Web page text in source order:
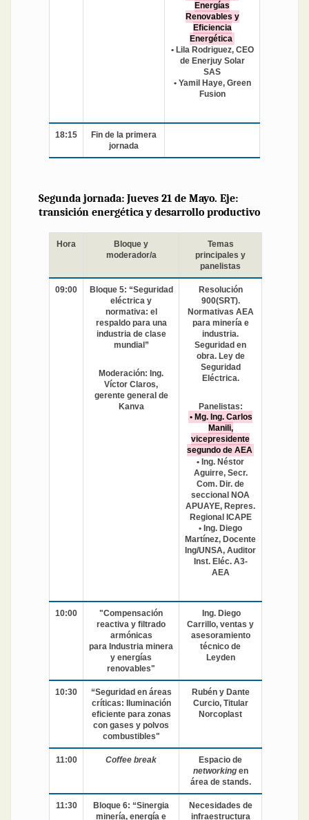
Energías
Renovables y
Eficiencia
Energética
• Lila Rodriguez, CEO
de Enerjuy Solar
SAS
• Yamil Haye, Green
Fusion
18:15
Fin de la primera
jornada
Segunda jornada: Jueves 21 de Mayo. Eje:
transición energética y desarrollo productivo
Hora
Bloque y
moderador/a
Temas
principales y
panelistas
09:00
Bloque 5: “Seguridad
eléctrica y
normativa: el
respaldo para una
industria de clase
mundial”
Moderación: Ing.
Víctor Claros,
gerente general de
Kanva
Resolución
900(SRT).
Normativas AEA
para minería e
industria.
Seguridad en
obra. Ley de
Seguridad
Eléctrica.
Panelistas:
• Mg. Ing. Carlos
Manili,
vicepresidente
segundo de AEA
• Ing. Néstor
Aguirre, Secr.
Com. Dir. de
seccional NOA
APUAYE, Repres.
Regional ICAPE
• Ing. Diego
Martínez, Docente
Ing/UNSA, Auditor
Inst. Eléc. A3-
AEA
10:00
"Compensación
reactiva y filtrado
armónicas
para Industria minera
y energías
renovables"
Ing. Diego
Carrillo, ventas y
asesoramiento
técnico de
Leyden
10:30
“Seguridad en áreas
críticas: Iluminación
eficiente para zonas
con gases y polvos
combustibles"
Rubén y Dante
Curcio, Titular
Norcoplast
11:00 Coffee break
Espacio de
networkingen
área de stands.
11:30
Bloque 6: “Sinergia
minería, energía e
Necesidades de
infraestructura